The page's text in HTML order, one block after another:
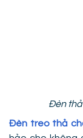
Đèn
Đèn treo thả